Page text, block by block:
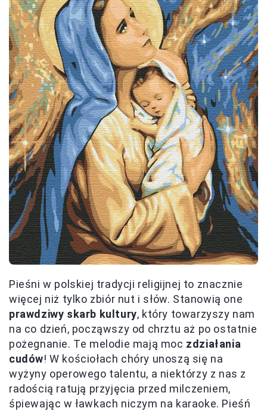
Pieśni w polskiej tradycji religijnej to znacznie
więcej niż tylko zbiór nut i słów. Stanowią one
prawdziwy skarb kultury, który towarzyszy nam
na co dzień, począwszy od chrztu aż po ostatnie
pożegnanie. Te melodie mają moc zdziałania
cudów! W kościołach chóry unoszą się na
wyżyny operowego talentu, a niektórzy z nas z
radością ratują przyjęcia przed milczeniem,
śpiewając w ławkach niczym na karaoke. Pieśń